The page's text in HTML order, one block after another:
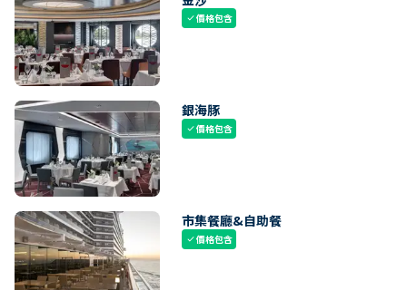
check價格包含
銀海豚
check價格包含
市集餐廳&自助餐
check價格包含